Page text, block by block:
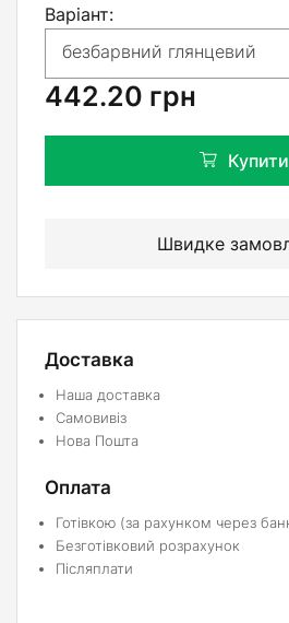
Варіант:
безбарвний глянцевий
442.20 грн
Купити
Швидке
Доставка
Наша доставка
Самовивіз
Нова Пошта
Оплата
Готівкою (за рахунком через
Безготівковий розрахунок
Післяплати